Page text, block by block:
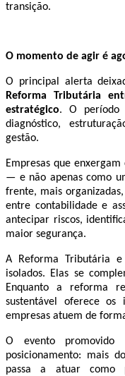
transição.
O momento de agir é
O principal alerta
Reforma Tributária
estratégico. O período
diagnóstico,
gestão.
Empresas que
— e não apenas como
frente, mais
entre contabilidade e
antecipar riscos,
maior segurança.
A Reforma Tributária
isolados. Elas se
Enquanto a reforma
sustentável oferece os
empresas atuem de
O evento promovido
posicionamento: mais
passa a atuar como